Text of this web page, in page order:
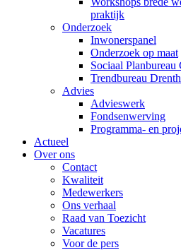
praktijk
Onderzoek
Inwonerspanel
Onderzoek op maat
Sociaal Planbureau
Trendbureau
Advies
Advieswerk
Fondsenwerving
Programma- en
Actueel
Over ons
Contact
Kwaliteit
Medewerkers
Ons verhaal
Raad van Toezicht
Vacatures
Voor de pers